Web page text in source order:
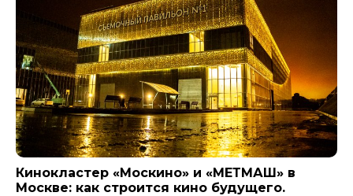
Кинокластер «Москино» и «МЕТМАШ» в
Москве: как строится кино будущего.